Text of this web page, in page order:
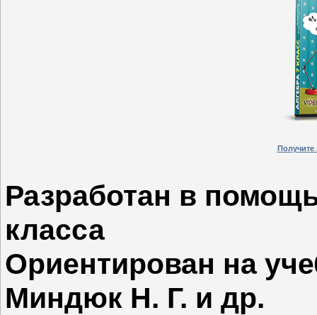
Получите
Разработан в
класса
Ориентирован на
Миндюк Н. Г. и др.